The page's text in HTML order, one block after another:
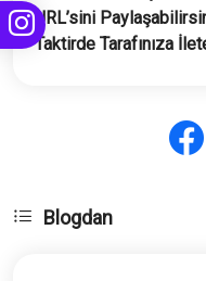
URL’sini
Taktirde Tarafınıza
Blogdan